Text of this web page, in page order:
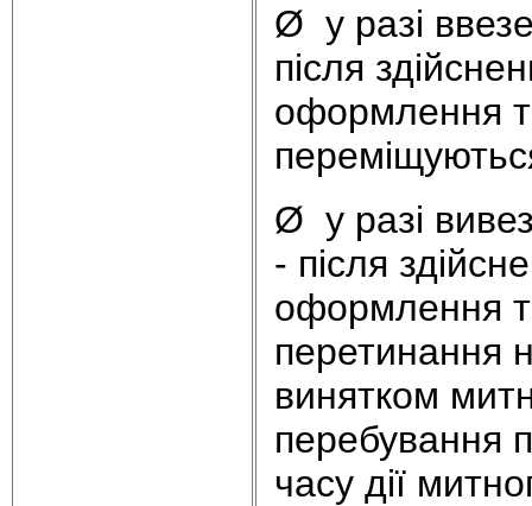
Ø у разі
після
оформлення
Ø у разі
- після
оформлення
перетинання
винятком
перебування
часу дії